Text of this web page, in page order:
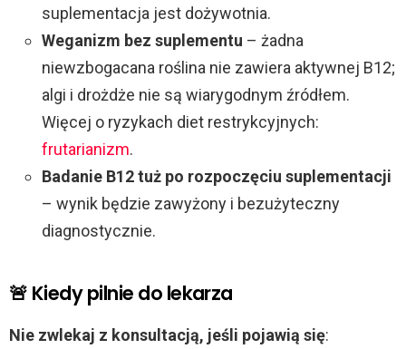
suplementacja jest dożywotnia.
Weganizm bez suplementu – żadna
niewzbogacana roślina nie zawiera aktywnej B12;
algi i drożdże nie są wiarygodnym źródłem.
Więcej o ryzykach diet restrykcyjnych:
frutarianizm.
Badanie B12 tuż po rozpoczęciu suplementacji
– wynik będzie zawyżony i bezużyteczny
diagnostycznie.
🚨 Kiedy pilnie do lekarza
Nie zwlekaj z konsultacją, jeśli pojawią się: